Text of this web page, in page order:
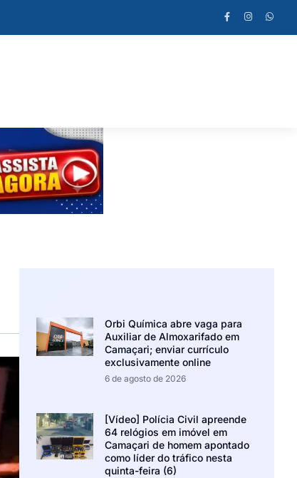
Orbi Química abre vaga para
Auxiliar de Almoxarifado em
Camaçari; enviar currículo
exclusivamente online
6 de agosto de 2026
[Vídeo] Polícia Civil apreende
64 relógios em imóvel em
Camaçari de homem apontado
como líder do tráfico nesta
quinta-feira (6)